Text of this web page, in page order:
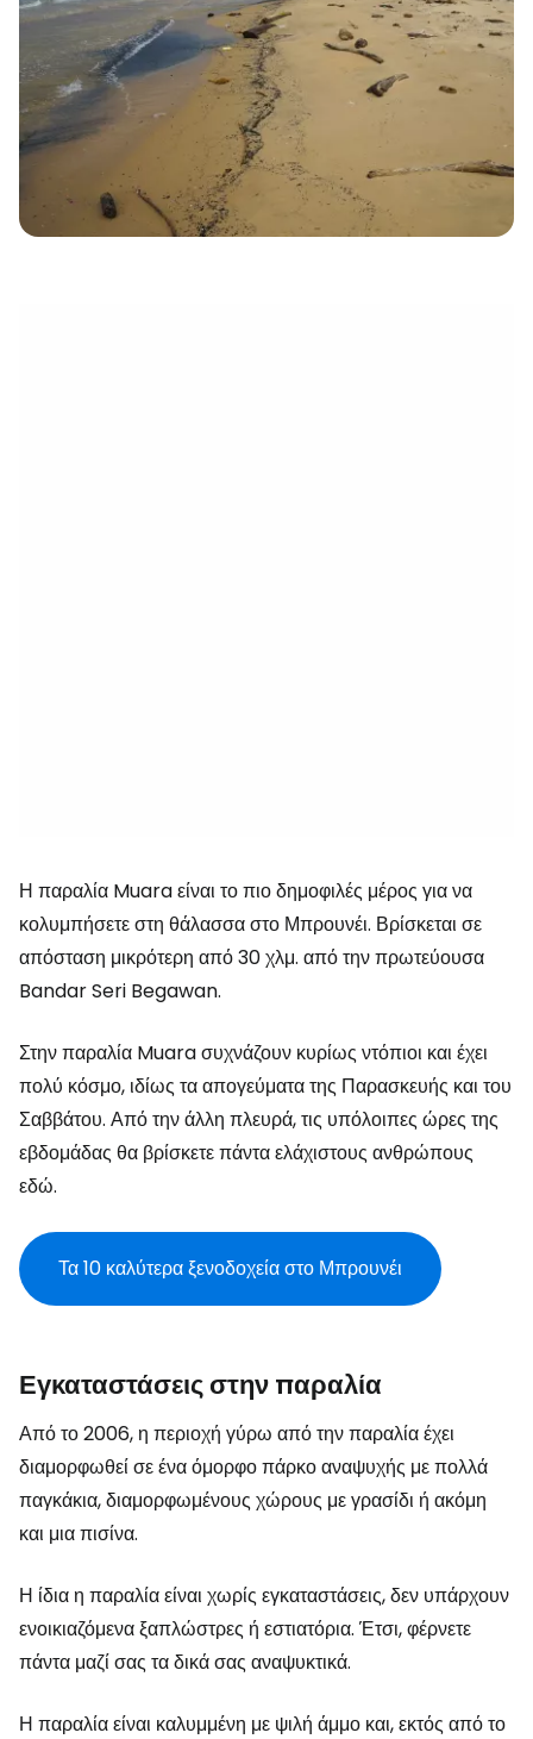
Η παραλία Muara είναι το πιο δημοφιλές μέρος για να
κολυμπήσετε στη θάλασσα στο Μπρουνέι. Βρίσκεται σε
απόσταση μικρότερη από 30 χλμ. από την πρωτεύουσα
Bandar Seri Begawan.
Στην παραλία Muara συχνάζουν κυρίως ντόπιοι και έχει
πολύ κόσμο, ιδίως τα απογεύματα της Παρασκευής και του
Σαββάτου. Από την άλλη πλευρά, τις υπόλοιπες ώρες της
εβδομάδας θα βρίσκετε πάντα ελάχιστους ανθρώπους
εδώ.
Τα 10 καλύτερα ξενοδοχεία στο Μπρουνέι
Εγκαταστάσεις στην παραλία
Από το 2006, η περιοχή γύρω από την παραλία έχει
διαμορφωθεί σε ένα όμορφο πάρκο αναψυχής με πολλά
παγκάκια, διαμορφωμένους χώρους με γρασίδι ή ακόμη
και μια πισίνα.
Η ίδια η παραλία είναι χωρίς εγκαταστάσεις, δεν υπάρχουν
ενοικιαζόμενα ξαπλώστρες ή εστιατόρια. Έτσι, φέρνετε
πάντα μαζί σας τα δικά σας αναψυκτικά.
Η παραλία είναι καλυμμένη με ψιλή άμμο και, εκτός από το